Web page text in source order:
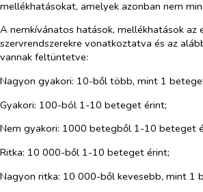
mellékhatásokat, amelyek azonban nem
A nemkívánatos hatások, mellékhatások az
szervrendszerekre vonatkoztatva és az
vannak feltüntetve:
Nagyon gyakori: 10-ből több, mint 1
Gyakori: 100-ból 1-10 beteget érint;
Nem gyakori: 1000 betegből 1-10 beteget
Ritka: 10 000-ből 1-10 beteget érint;
Nagyon ritka: 10 000-ből kevesebb, mint 1